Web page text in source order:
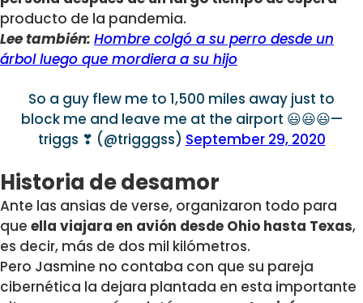
producto de la pandemia.
Lee también: Hombre colgó a su perro desde un
árbol luego que mordiera a su hijo
So a guy flew me to 1,500 miles away just to
block me and leave me at the airport 😃😃😃—
triggs ❣ (@trigggss) September 29, 2020
Historia de desamor
Ante las ansias de verse, organizaron todo para
que ella viajara en avión desde Ohio hasta Texas,
es decir, más de dos mil kilómetros.
Pero Jasmine no contaba con que su pareja
cibernética la dejara plantada en esta importante